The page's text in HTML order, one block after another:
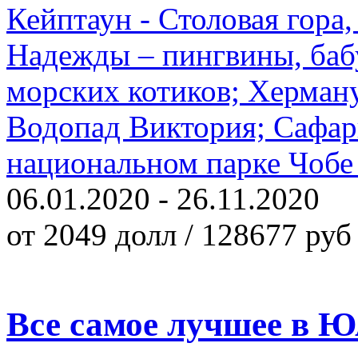
Кейптаун - Столовая
Надежды – пингвины,
морских котиков;
Водопад Виктория;
национальном парке
06.01.2020 - 26.11.2020
от 2049 долл / 128677 руб
Все самое лучшее в